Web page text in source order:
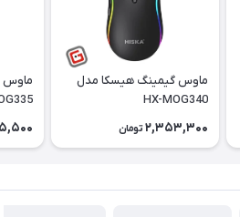
ماوس گیمینگ هیسکا مدل
HX-MOG340
2,353,300 تومان
ماوس